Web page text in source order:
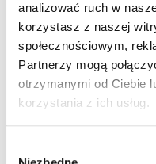
analizować ruch w
korzystasz z naszej
społecznościowym,
Partnerzy mogą
otrzymanymi od Ciebie
korzystania z ich usług.